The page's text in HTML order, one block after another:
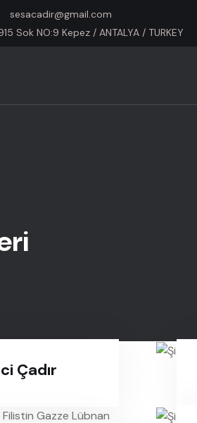
sesacadir@gmail.com
Sok NO:9 Kepez / ANTALYA / TURKEY
Çadır